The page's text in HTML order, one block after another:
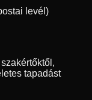
levél)
tapadást